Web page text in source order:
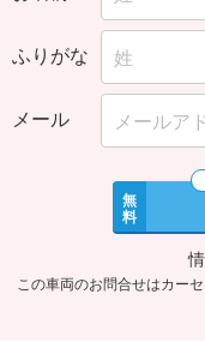
ふりがな
メール
無
料
この車両のお問合せはカー